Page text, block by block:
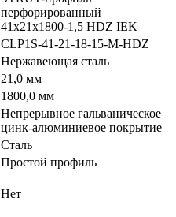
перфорированный
41x21х1800-1,5 HDZ IEK
CLP1S-41-21-18-15-M-HDZ
Нержавеющая сталь
21,0 мм
1800,0 мм
Непрерывное гальваническое
цинк-алюминиевое покрытие
Сталь
Простой профиль
Нет